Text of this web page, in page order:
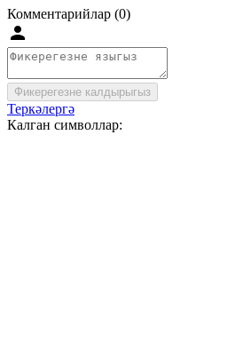
Комментарийлар (0)
Фикерегезне калдырыгыз
Теркәлергә
Калган символлар: